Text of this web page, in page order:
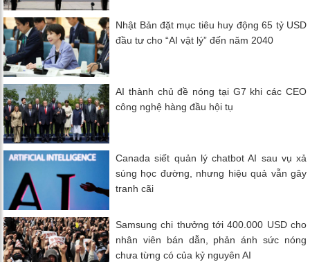
Nhật Bản đặt mục tiêu huy động 65 tỷ USD
đầu tư cho “AI vật lý” đến năm 2040
AI thành chủ đề nóng tại G7 khi các CEO
công nghệ hàng đầu hội tụ
Canada siết quản lý chatbot AI sau vụ xả
súng học đường, nhưng hiệu quả vẫn gây
tranh cãi
Samsung chi thưởng tới 400.000 USD cho
nhân viên bán dẫn, phản ánh sức nóng
chưa từng có của kỷ nguyên AI